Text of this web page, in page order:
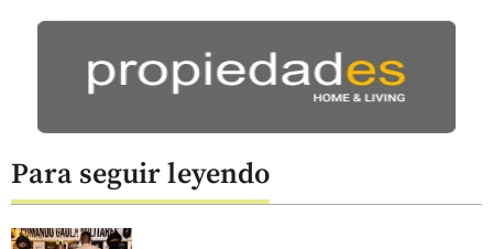
Para seguir leyendo